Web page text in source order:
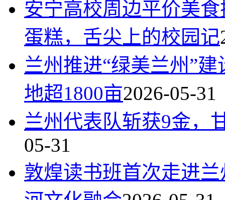
安宁高校周边平价美
蛋糕，舌尖上的校园记
兰州推进“绿美兰州”
地超1800亩2026-05-31
兰州代表队斩获9金，
05-31
敦煌读书班首次走进